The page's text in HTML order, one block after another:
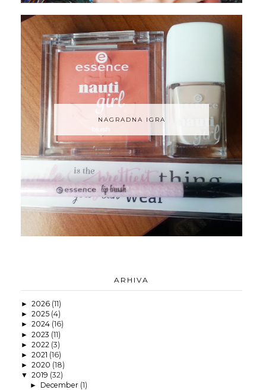
NAGRADNA IGRA
ARHIVA
► 2026 (11)
► 2025 (4)
► 2024 (16)
► 2023 (11)
► 2022 (3)
► 2021 (16)
► 2020 (18)
▼ 2019 (32)
► December (1)